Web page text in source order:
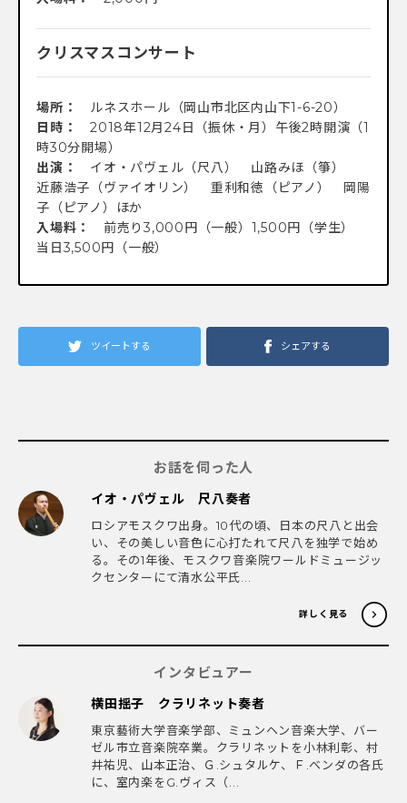
クリスマスコンサート
場所： ルネスホール（岡山市北区内山下1-6-20）
日時： 2018年12月24日（振休・月）午後2時開演（1
時30分開場）
出演： イオ・パヴェル（尺八） 山路みほ（箏）
近藤浩子（ヴァイオリン） 重利和徳（ピアノ） 岡陽
子（ピアノ）ほか
入場料： 前売り3,000円（一般）1,500円（学生）
当日3,500円（一般）
ツイートする シェアする
お話を伺った人
イオ・パヴェル 尺八奏者
ロシアモスクワ出身。10代の頃、日本の尺八と出会
い、その美しい音色に心打たれて尺八を独学で始め
る。その1年後、モスクワ音楽院ワールドミュージッ
クセンターにて清水公平氏...
詳しく見る
インタビュアー
横田揺子 クラリネット奏者
東京藝術大学音楽学部、ミュンヘン音楽大学、バー
ゼル市立音楽院卒業。クラリネットを小林利彰、村
井祐児、山本正治、Ｇ.シュタルケ、Ｆ.ベンダの各氏
に、室内楽をG.ヴィス（...